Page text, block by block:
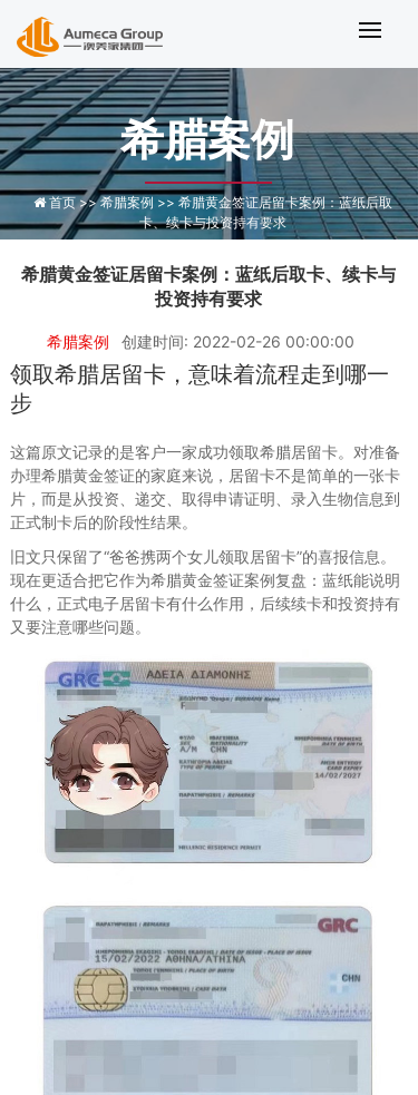
希腊黄金签证居留卡案例：
首页 >>希腊案例 >> 希腊黄金签证居留卡案例：蓝纸后取
卡、续卡与投资持有要求
希腊案例
希腊黄金签证居留卡案例：蓝纸后取卡、续卡与
投资持有要求
创建时间: 2022-02-26 00:00:00
希腊案例
领取希腊居留卡，意味着流程走到哪一
步
这篇原文记录的是客户一家成功领取希腊居留卡。对准备
办理希腊黄金签证的家庭来说，居留卡不是简单的一张卡
片，而是从投资、递交、取得申请证明、录入生物信息到
正式制卡后的阶段性结果。
旧文只保留了“爸爸携两个女儿领取居留卡”的喜报信息。
现在更适合把它作为希腊黄金签证案例复盘：蓝纸能说明
什么，正式电子居留卡有什么作用，后续续卡和投资持有
又要注意哪些问题。